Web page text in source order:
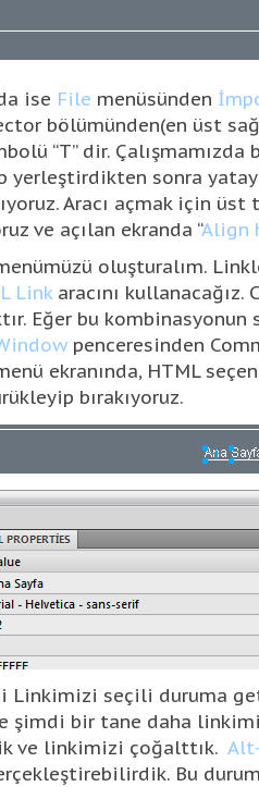
ise File menüsünden
bölümünden(en üst
“T” dir. Çalışmamızda
yerleştirdikten sonra
Aracı açmak için
ve açılan ekranda “Align
oluşturalım.
Link aracını
Eğer bu kombinasyonun
penceresinden
ekranında, HTML
bırakıyoruz.
Linkimizi seçili duruma
şimdi bir tane daha
ve linkimizi çoğalttık.
Bu